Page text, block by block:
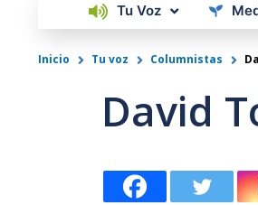
Tu Voz
Inicio Tu voz Columnistas
David